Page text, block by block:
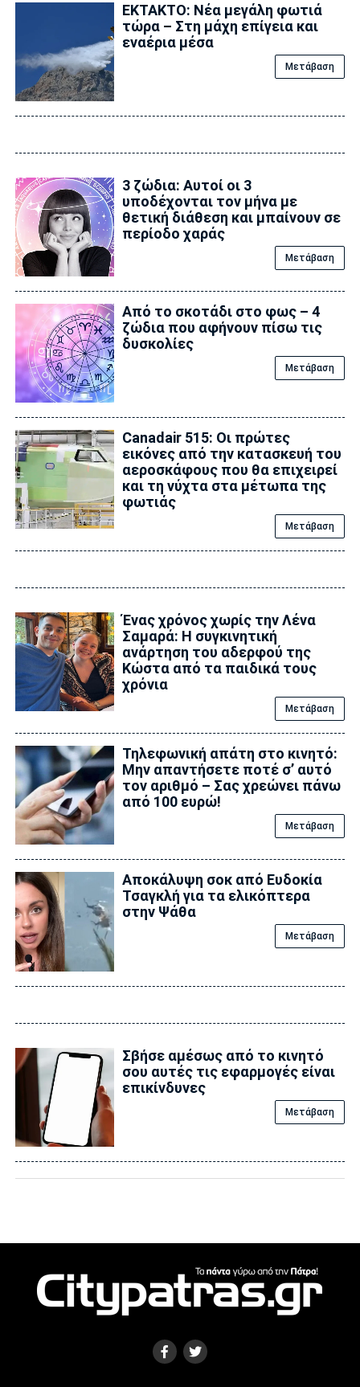
ΕΚΤΑΚΤΟ: Νέα μεγάλη φωτιά
τώρα – Στη μάχη επίγεια και
εναέρια μέσα
Μετάβαση
3 ζώδια: Αυτοί οι 3
υποδέχονται τον μήνα με
θετική διάθεση και μπαίνουν σε
περίοδο χαράς
Μετάβαση
Από το σκοτάδι στο φως – 4
ζώδια που αφήνουν πίσω τις
δυσκολίες
Μετάβαση
Canadair 515: Οι πρώτες
εικόνες από την κατασκευή του
αεροσκάφους που θα επιχειρεί
και τη νύχτα στα μέτωπα της
φωτιάς
Μετάβαση
Ένας χρόνος χωρίς την Λένα
Σαμαρά: Η συγκινητική
ανάρτηση του αδερφού της
Κώστα από τα παιδικά τους
χρόνια
Μετάβαση
Τηλεφωνική απάτη στο κινητό:
Μην απαντήσετε ποτέ σ’ αυτό
τον αριθμό – Σας χρεώνει πάνω
από 100 ευρώ!
Μετάβαση
Αποκάλυψη σoκ από Ευδοκία
Τσαγκλή για τα ελικόπτερα
στην Ψάθα
Μετάβαση
Σβήσε αμέσως από το κινητό
σου αυτές τις εφαρμογές είναι
επικίvδυνες
Μετάβαση